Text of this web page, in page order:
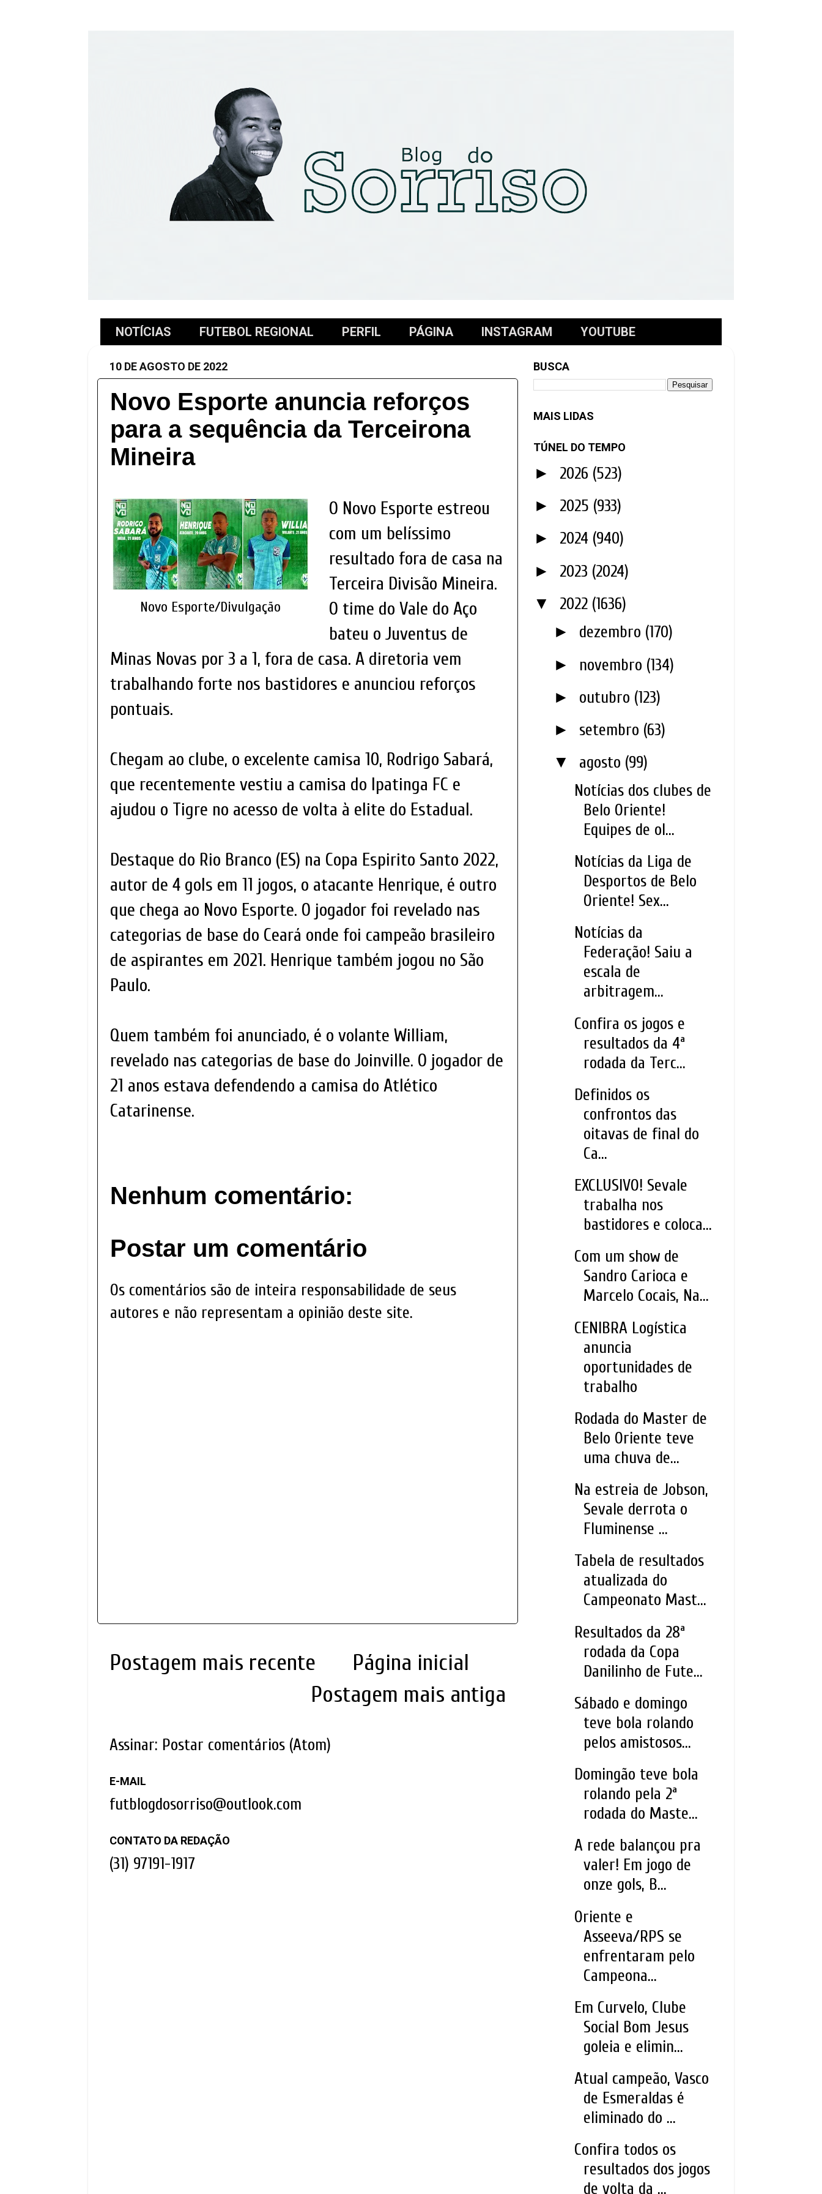
NOTÍCIAS FUTEBOL REGIONAL PERFIL PÁGINA INSTAGRAM YOUTUBE
10 DE AGOSTO DE 2022
Novo Esporte anuncia reforços
para a sequência da Terceirona
Mineira
Novo Esporte/Divulgação
O Novo Esporte estreou
com um belíssimo
resultado fora de casa na
Terceira Divisão Mineira.
O time do Vale do Aço
bateu o Juventus de
Minas Novas por 3 a 1, fora de casa. A diretoria vem
trabalhando forte nos bastidores e anunciou reforços
pontuais.
Chegam ao clube, o excelente camisa 10, Rodrigo Sabará,
que recentemente vestiu a camisa do Ipatinga FC e
ajudou o Tigre no acesso de volta à elite do Estadual.
Destaque do Rio Branco (ES) na Copa Espirito Santo 2022,
autor de 4 gols em 11 jogos, o atacante Henrique, é outro
que chega ao Novo Esporte. O jogador foi revelado nas
categorias de base do Ceará onde foi campeão brasileiro
de aspirantes em 2021. Henrique também jogou no São
Paulo.
Quem também foi anunciado, é o volante William,
revelado nas categorias de base do Joinville. O jogador de
21 anos estava defendendo a camisa do Atlético
Catarinense.
Nenhum comentário:
Postar um comentário
Os comentários são de inteira responsabilidade de seus
autores e não representam a opinião deste site.
Postagem mais recente
Postagem mais antiga
Página inicial
Assinar: Postar comentários (Atom)
E-MAIL
futblogdosorriso@outlook.com
CONTATO DA REDAÇÃO
(31) 97191-1917
BUSCA
MAIS LIDAS
TÚNEL DO TEMPO
► 2026 (523)
► 2025 (933)
► 2024 (940)
► 2023 (2024)
▼ 2022 (1636)
► dezembro (170)
► novembro (134)
► outubro (123)
► setembro (63)
▼ agosto (99)
Notícias dos clubes de
Belo Oriente!
Equipes de ol...
Notícias da Liga de
Desportos de Belo
Oriente! Sex...
Notícias da
Federação! Saiu a
escala de
arbitragem...
Confira os jogos e
resultados da 4ª
rodada da Terc...
Definidos os
confrontos das
oitavas de final do
Ca...
EXCLUSIVO! Sevale
trabalha nos
bastidores e coloca...
Com um show de
Sandro Carioca e
Marcelo Cocais, Na...
CENIBRA Logística
anuncia
oportunidades de
trabalho
Rodada do Master de
Belo Oriente teve
uma chuva de...
Na estreia de Jobson,
Sevale derrota o
Fluminense ...
Tabela de resultados
atualizada do
Campeonato Mast...
Resultados da 28ª
rodada da Copa
Danilinho de Fute...
Sábado e domingo
teve bola rolando
pelos amistosos...
Domingão teve bola
rolando pela 2ª
rodada do Maste...
A rede balançou pra
valer! Em jogo de
onze gols, B...
Oriente e
Asseeva/RPS se
enfrentaram pelo
Campeona...
Em Curvelo, Clube
Social Bom Jesus
goleia e elimin...
Atual campeão, Vasco
de Esmeraldas é
eliminado do ...
Confira todos os
resultados dos jogos
de volta da ...